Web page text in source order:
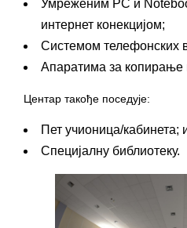
Умреженим PC и
интернет конекцијом;
Системом телефонских
Апаратима за копирање
Центар такође поседује:
Пет учионица/кабинета;
Специјалну библиотеку.